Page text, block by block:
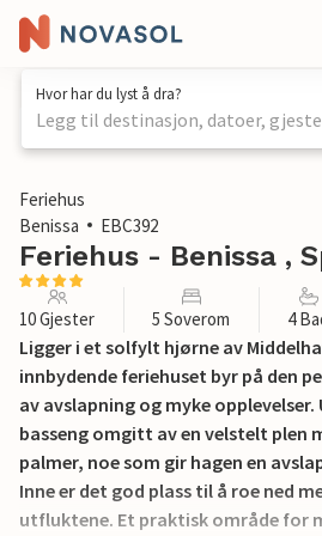
Hvor har du lyst å dra?
Legg til destinasjon, datoer,
1 / 14
Feriehus
Benissa
EBC392
Feriehus - Benissa ,
10 Gjester 5 Soverom 4
Ligger i et solfylt hjørne av
innbydende feriehuset byr på den
av avslapning og myke
basseng omgitt av en velstelt plen
palmer, noe som gir hagen en
Inne er det god plass til å roe ned
utfluktene. Et praktisk område for